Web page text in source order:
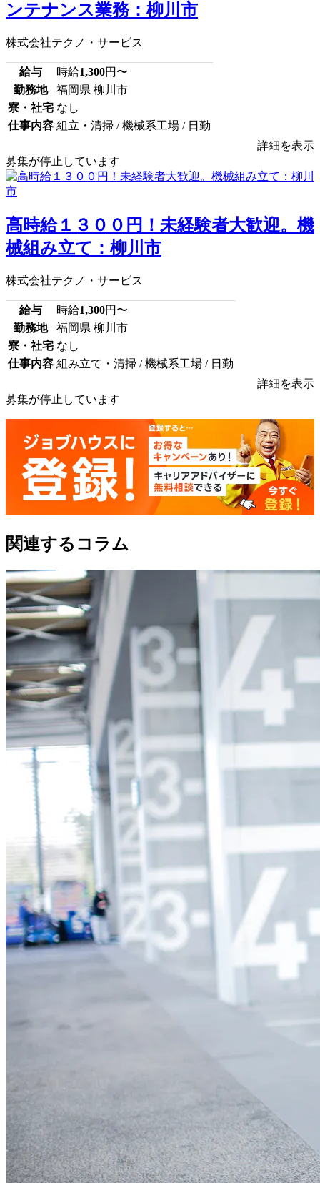
ンテナンス業務：柳川市
株式会社テクノ・サービス
給与 時給1,300円〜
勤務地
福岡県 柳川市
寮・社宅 なし
仕事内容 組立・清掃 / 機械系工場 / 日勤
詳細を表示
募集が停止しています
高時給１３００円！未経験者大歓迎。機
械組み立て：柳川市
株式会社テクノ・サービス
給与 時給1,300円〜
勤務地
福岡県 柳川市
寮・社宅 なし
仕事内容 組み立て・清掃 / 機械系工場 / 日勤
詳細を表示
募集が停止しています
関連するコラム